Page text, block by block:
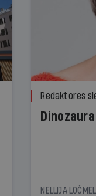
Redaktores
NELLIJA